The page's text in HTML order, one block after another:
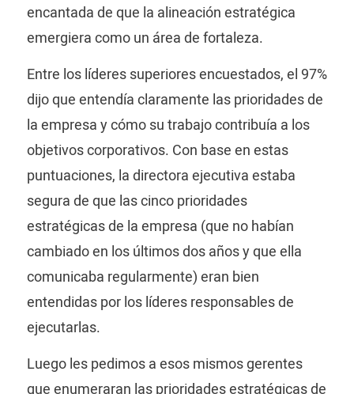
encantada de que la alineación estratégica
emergiera como un área de fortaleza.
Entre los líderes superiores encuestados, el 97%
dijo que entendía claramente las prioridades de
la empresa y cómo su trabajo contribuía a los
objetivos corporativos. Con base en estas
puntuaciones, la directora ejecutiva estaba
segura de que las cinco prioridades
estratégicas de la empresa (que no habían
cambiado en los últimos dos años y que ella
comunicaba regularmente) eran bien
entendidas por los líderes responsables de
ejecutarlas.
Luego les pedimos a esos mismos gerentes